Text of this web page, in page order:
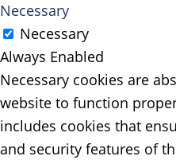
Necessary
Necessary
Always Enabled
Necessary cookies are
website to function
includes cookies that
and security features of